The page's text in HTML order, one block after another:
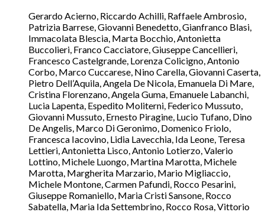
Gerardo Acierno, Riccardo Achilli, Raffaele Ambrosio,
Patrizia Barrese, Giovanni Benedetto, Gianfranco Blasi,
Immacolata Blescia, Marta Bocchio, Antonietta
Buccolieri, Franco Cacciatore, Giuseppe Cancellieri,
Francesco Castelgrande, Lorenza Colicigno, Antonio
Corbo, Marco Cuccarese, Nino Carella, Giovanni Caserta,
Pietro Dell’Aquila, Angela De Nicola, Emanuela Di Mare,
Cristina Florenzano, Angela Guma, Emanuele Labanchi,
Lucia Lapenta, Espedito Moliterni, Federico Mussuto,
Giovanni Mussuto, Ernesto Piragine, Lucio Tufano, Dino
De Angelis, Marco Di Geronimo, Domenico Friolo,
Francesca Iacovino, Lidia Lavecchia, Ida Leone, Teresa
Lettieri, Antonietta Lisco, Antonio Lotierzo, Valerio
Lottino, Michele Luongo, Martina Marotta, Michele
Marotta, Margherita Marzario, Mario Migliaccio,
Michele Montone, Carmen Pafundi, Rocco Pesarini,
Giuseppe Romaniello, Maria Cristi Sansone, Rocco
Sabatella, Maria Ida Settembrino, Rocco Rosa, Vittorio